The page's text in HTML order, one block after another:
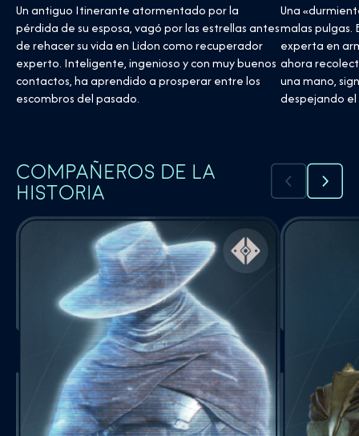
Un antiguo Itinerante atormentado por la
pérdida de su esposa, vagó por las estrellas antes
de rehacer su vida en Lidon como recuperador
experto. Inteligente, ingenioso y con muy buenos
contactos, ha aprendido a prosperar entre los
escombros del pasado.
Una
malas pulgas.
experta en
ahora
una mano,
despejando el
COMPAÑEROS DE LA
HISTORIA